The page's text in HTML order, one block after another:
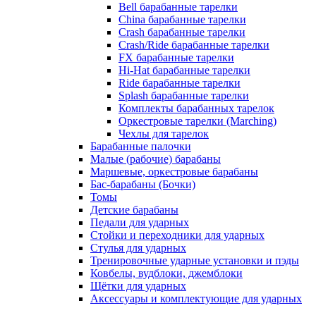
Bell барабанные тарелки
China барабанные тарелки
Crash барабанные тарелки
Crash/Ride барабанные тарелки
FX барабанные тарелки
Hi-Hat барабанные тарелки
Ride барабанные тарелки
Splash барабанные тарелки
Комплекты барабанных тарелок
Оркестровые тарелки (Marching)
Чехлы для тарелок
Барабанные палочки
Малые (рабочие) барабаны
Маршевые, оркестровые барабаны
Бас-барабаны (Бочки)
Томы
Детские барабаны
Педали для ударных
Стойки и переходники для ударных
Стулья для ударных
Тренировочные ударные установки и пэды
Ковбелы, вудблоки, джемблоки
Щётки для ударных
Аксесcуары и комплектующие для ударных